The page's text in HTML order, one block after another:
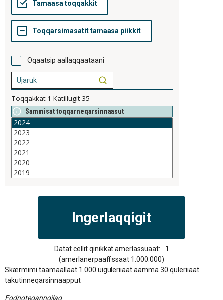
Oqaatsip aallaqqaataani
Toqqakkat 1 Katillugit35
Sammisat toqqarneqarsinnaasut
Datat cellit qinikkat amerlassuaat:
1
(amerlanerpaaffissaat 1.000.000)
Skærmimi taamaallaat 1.000 uiguleriiaat aamma 30 quleriiaat
takutinneqarsinnaapput
Fodnoteqanngilaq